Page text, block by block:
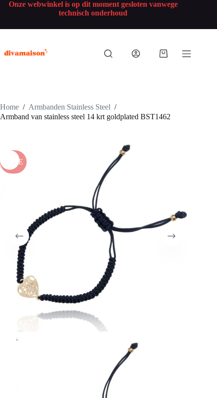
Onze webwinkel is op dit moment gesloten vanwege
technisch onderhoud
Home / Armbanden Stainless Steel /
Armband van stainless steel 14 krt goldplated BST1462
SALE